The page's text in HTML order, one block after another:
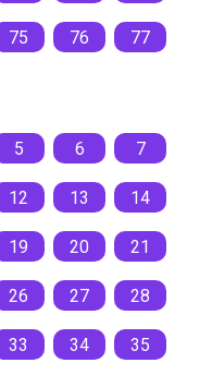
75 76 77
5 6 7
12 13 14
19 20 21
26 27 28
33 34 35